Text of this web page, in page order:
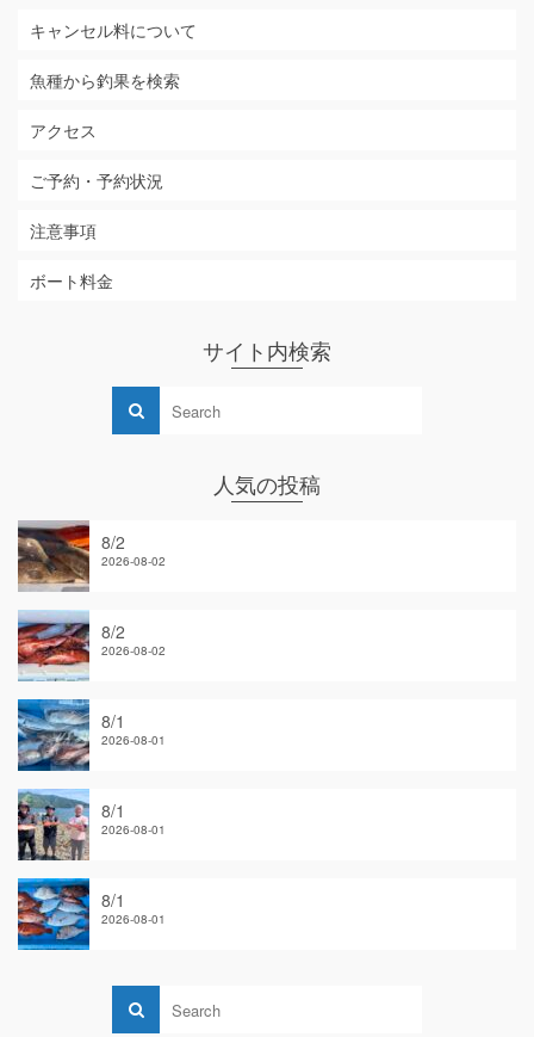
キャンセル料について
魚種から釣果を検索
アクセス
ご予約・予約状況
注意事項
ボート料金
サイト内検索
人気の投稿
8/2
2026-08-02
8/2
2026-08-02
8/1
2026-08-01
8/1
2026-08-01
8/1
2026-08-01